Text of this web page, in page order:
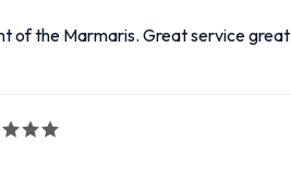
of the Marmaris. Great service